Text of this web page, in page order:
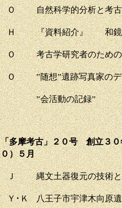
Ｏ 自然科学的分析と考
Ｈ 『資料紹介』 和鏡
Ｏ 考古学研究者のため
Ｏ ”随想”遺跡写真家の
”会活動の記録”
「多摩考古」２０号 創立３
０）５月
Ｊ 縄文土器復元の技術
Ｙ･Ｋ 八王子市宇津木向原